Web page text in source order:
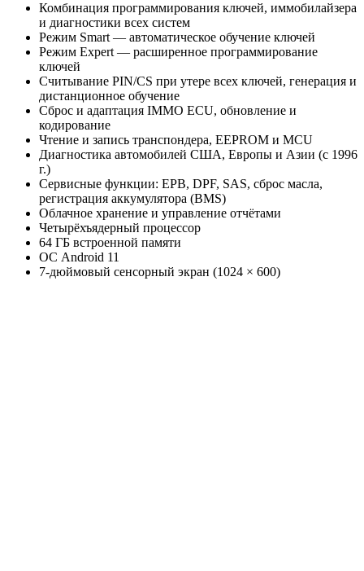
Комбинация программирования ключей, иммобилайзера
и диагностики всех систем
Режим Smart — автоматическое обучение ключей
Режим Expert — расширенное программирование
ключей
Считывание PIN/CS при утере всех ключей, генерация и
дистанционное обучение
Сброс и адаптация IMMO ECU, обновление и
кодирование
Чтение и запись транспондера, EEPROM и MCU
Диагностика автомобилей США, Европы и Азии (с 1996
г.)
Сервисные функции: EPB, DPF, SAS, сброс масла,
регистрация аккумулятора (BMS)
Облачное хранение и управление отчётами
Четырёхъядерный процессор
64 ГБ встроенной памяти
ОС Android 11
7-дюймовый сенсорный экран (1024 × 600)